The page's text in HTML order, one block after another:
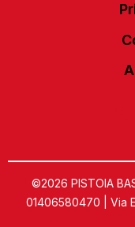
©2026 PISTOIA
01406580470 | Via